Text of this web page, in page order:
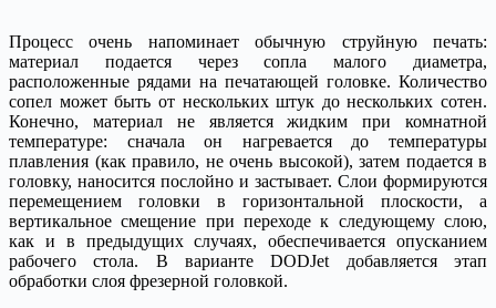
Процесс очень напоминает обычную струйную печать:
материал подается через сопла малого диаметра,
расположенные рядами на печатающей головке. Количество
сопел может быть от нескольких штук до нескольких сотен.
Конечно, материал не является жидким при комнатной
температуре: сначала он нагревается до температуры
плавления (как правило, не очень высокой), затем подается в
головку, наносится послойно и застывает. Слои формируются
перемещением головки в горизонтальной плоскости, а
вертикальное смещение при переходе к следующему слою,
как и в предыдущих случаях, обеспечивается опусканием
рабочего стола. В варианте DODJet добавляется этап
обработки слоя фрезерной головкой.